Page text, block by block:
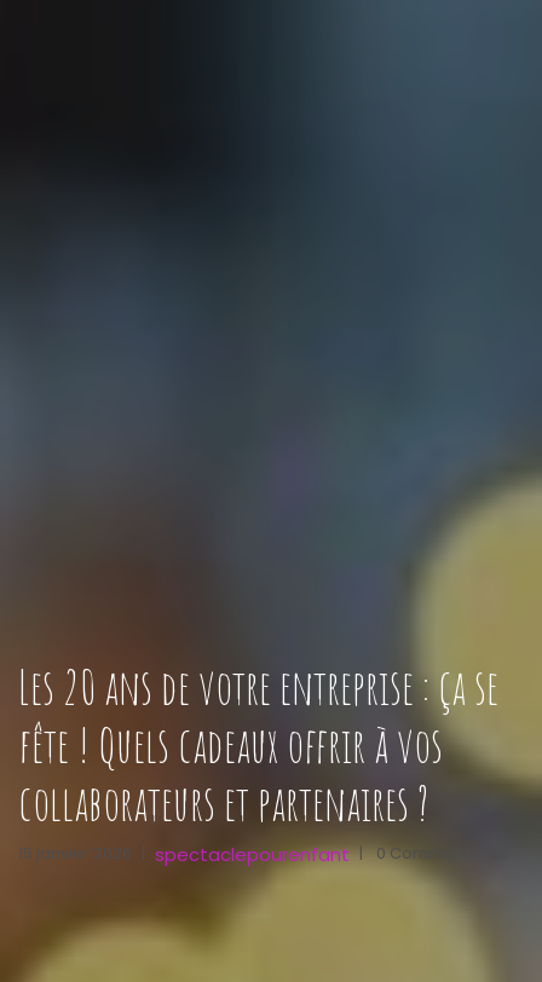
Les 20 ans de votre entreprise : ça se
fête ! Quels cadeaux offrir à vos
collaborateurs et partenaires ?
15 janvier 2026 spectaclepourenfant | 0 Commentaires